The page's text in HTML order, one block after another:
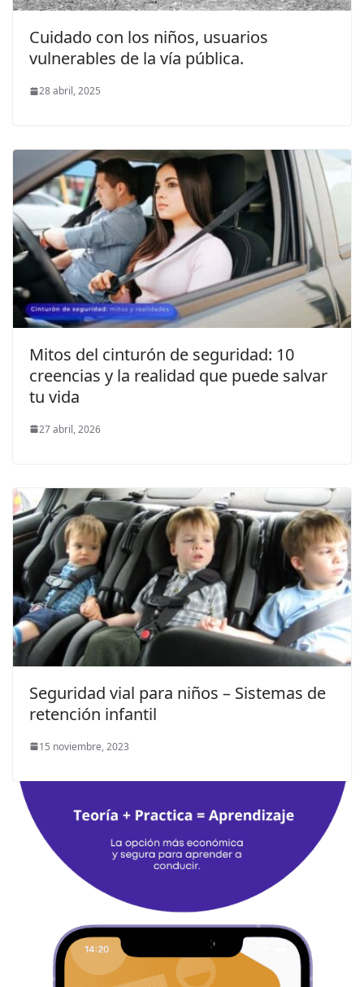
Cuidado con los niños, usuarios
vulnerables de la vía pública.
28 abril, 2025
Mitos del cinturón de seguridad: 10
creencias y la realidad que puede salvar
tu vida
27 abril, 2026
Seguridad vial para niños – Sistemas de
retención infantil
15 noviembre, 2023